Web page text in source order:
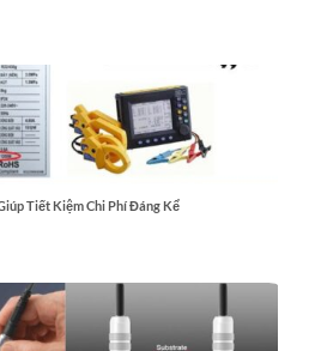
Tiết Kiệm Chi Phí Đáng Kể